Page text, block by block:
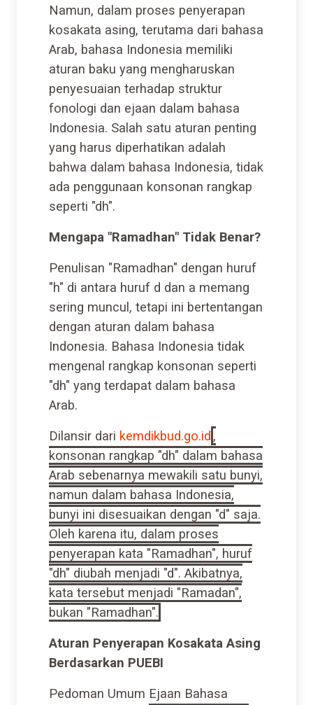
Namun, dalam proses penyerapan
kosakata asing, terutama dari bahasa
Arab, bahasa Indonesia memiliki
aturan baku yang mengharuskan
penyesuaian terhadap struktur
fonologi dan ejaan dalam bahasa
Indonesia. Salah satu aturan penting
yang harus diperhatikan adalah
bahwa dalam bahasa Indonesia, tidak
ada penggunaan konsonan rangkap
seperti "dh".
Mengapa "Ramadhan" Tidak Benar?
Penulisan "Ramadhan" dengan huruf
"h" di antara huruf d dan a memang
sering muncul, tetapi ini bertentangan
dengan aturan dalam bahasa
Indonesia. Bahasa Indonesia tidak
mengenal rangkap konsonan seperti
"dh" yang terdapat dalam bahasa
Arab.
Dilansir dari kemdikbud.go.id ,
konsonan rangkap "dh" dalam bahasa
Arab sebenarnya mewakili satu bunyi,
namun dalam bahasa Indonesia,
bunyi ini disesuaikan dengan "d" saja.
Oleh karena itu, dalam proses
penyerapan kata "Ramadhan", huruf
"dh" diubah menjadi "d". Akibatnya,
kata tersebut menjadi "Ramadan",
bukan "Ramadhan".
Aturan Penyerapan Kosakata Asing
Berdasarkan PUEBI
Pedoman Umum Ejaan Bahasa